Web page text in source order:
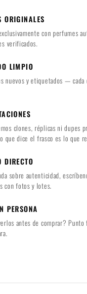
ORIGINALES
con perfumes
verificados.
LIMPIO
nuevos y etiquetados — cada
clones, réplicas ni dupes
que dice el frasco es lo que
DIRECTO
sobre autenticidad,
con fotos y lotes.
PERSONA
antes de comprar?